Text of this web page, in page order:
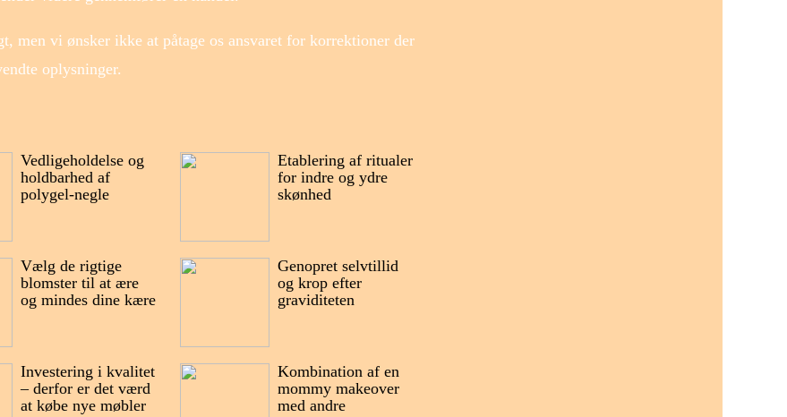
men vi ønsker ikke at påtage os ansvaret for korrektioner der
oplysninger.
Vedligeholdelse og
holdbarhed af
polygel-negle
Vælg de rigtige
blomster til at ære
og mindes dine kære
Investering i kvalitet
– derfor er det værd
at købe nye møbler
Etablering af ritualer
for indre og ydre
skønhed
Genopret selvtillid
og krop efter
graviditeten
Kombination af en
mommy makeover
med andre